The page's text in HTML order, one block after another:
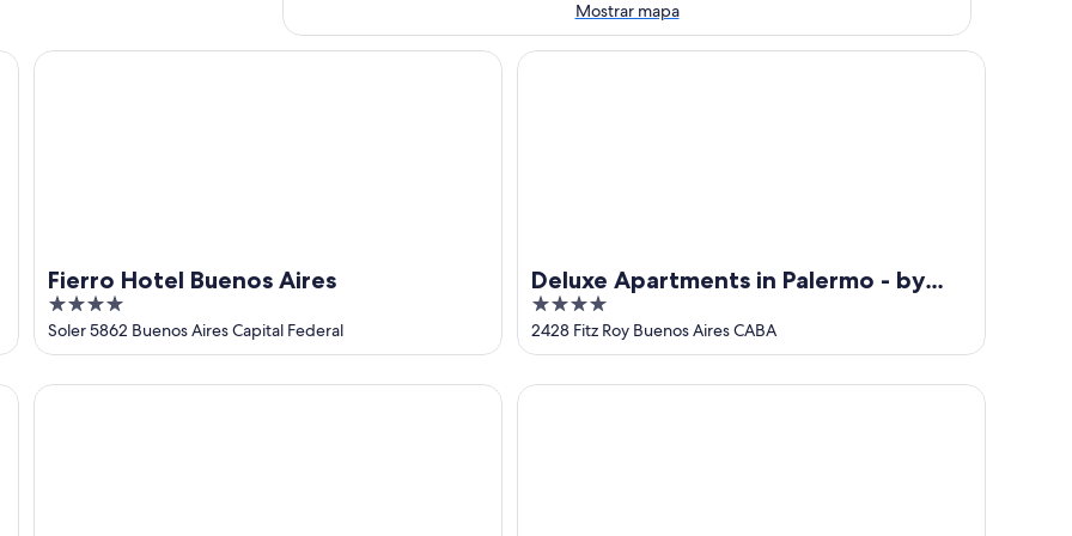
Mostrar mapa
Fierro Hotel Buenos Aires
4
out
of
5
Soler 5862 Buenos Aires Capital Federal
Fierro Hotel Buenos Aires
Deluxe Apartments in Palermo - by
BueRentals
4
out
of
5
2428 Fitz Roy Buenos Aires CABA
Deluxe Apartments in Palermo - by BueRentals
Alvear Palace Hotel Ilum Experience Home